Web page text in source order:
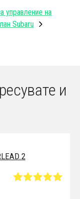
управление на
Subaru
и